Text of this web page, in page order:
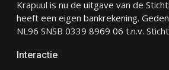
Krapuul is nu de uitgave van de
heeft een eigen bankrekening.
NL96 SNSB 0339 8969 06 t.n.v.
Interactie